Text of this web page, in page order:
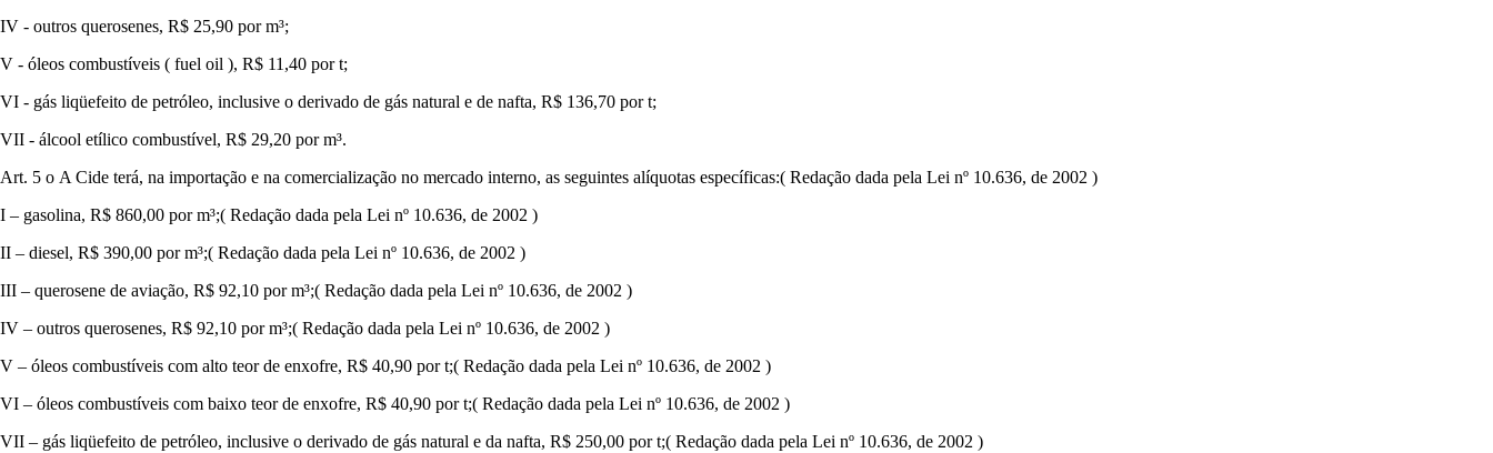
IV - outros querosenes, R$ 25,90 por m³;
V - óleos combustíveis ( fuel oil ), R$ 11,40 por t;
VI - gás liqüefeito de petróleo, inclusive o derivado de gás natural e de nafta, R$ 136,70 por t;
VII - álcool etílico combustível, R$ 29,20 por m³.
Art. 5 o A Cide terá, na importação e na comercialização no mercado interno, as seguintes alíquotas específicas:( Redação dada pela Lei nº 10.636, de 2002 )
I – gasolina, R$ 860,00 por m³;( Redação dada pela Lei nº 10.636, de 2002 )
II – diesel, R$ 390,00 por m³;( Redação dada pela Lei nº 10.636, de 2002 )
III – querosene de aviação, R$ 92,10 por m³;( Redação dada pela Lei nº 10.636, de 2002 )
IV – outros querosenes, R$ 92,10 por m³;( Redação dada pela Lei nº 10.636, de 2002 )
V – óleos combustíveis com alto teor de enxofre, R$ 40,90 por t;( Redação dada pela Lei nº 10.636, de 2002 )
VI – óleos combustíveis com baixo teor de enxofre, R$ 40,90 por t;( Redação dada pela Lei nº 10.636, de 2002 )
VII – gás liqüefeito de petróleo, inclusive o derivado de gás natural e da nafta, R$ 250,00 por t;( Redação dada pela Lei nº 10.636, de 2002 )